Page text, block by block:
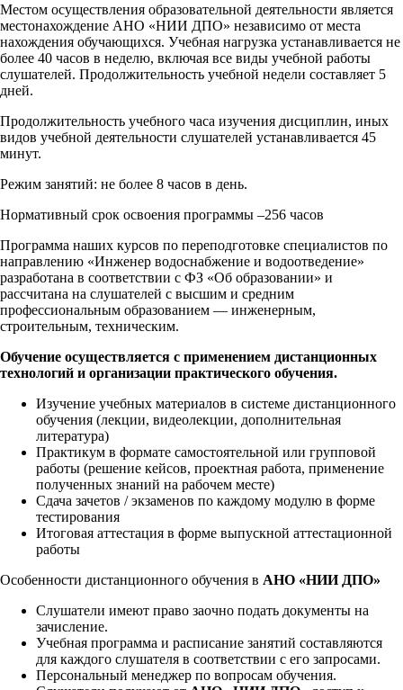
Местом осуществления образовательной деятельности является
местонахождение АНО «НИИ ДПО» независимо от места
нахождения обучающихся. Учебная нагрузка устанавливается не
более 40 часов в неделю, включая все виды учебной работы
слушателей. Продолжительность учебной недели составляет 5
дней.
Продолжительность учебного часа изучения дисциплин, иных
видов учебной деятельности слушателей устанавливается 45
минут.
Режим занятий: не более 8 часов в день.
Нормативный срок освоения программы –256 часов
Программа наших курсов по переподготовке специалистов по
направлению «Инженер водоснабжение и водоотведение»
разработана в соответствии с ФЗ «Об образовании» и
рассчитана на слушателей с высшим и средним
профессиональным образованием — инженерным,
строительным, техническим.
Обучение осуществляется с применением дистанционных
технологий и организации практического обучения.
Изучение учебных материалов в системе дистанционного
обучения (лекции, видеолекции, дополнительная
литература)
Практикум в формате самостоятельной или групповой
работы (решение кейсов, проектная работа, применение
полученных знаний на рабочем месте)
Сдача зачетов / экзаменов по каждому модулю в форме
тестирования
Итоговая аттестация в форме выпускной аттестационной
работы
Особенности дистанционного обучения в АНО «НИИ ДПО»
Слушатели имеют право заочно подать документы на
зачисление.
Учебная программа и расписание занятий составляются
для каждого слушателя в соответствии с его запросами.
Персональный менеджер по вопросам обучения.